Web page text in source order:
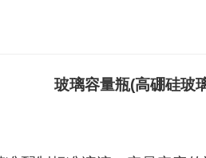
玻璃容量瓶(高硼硅玻